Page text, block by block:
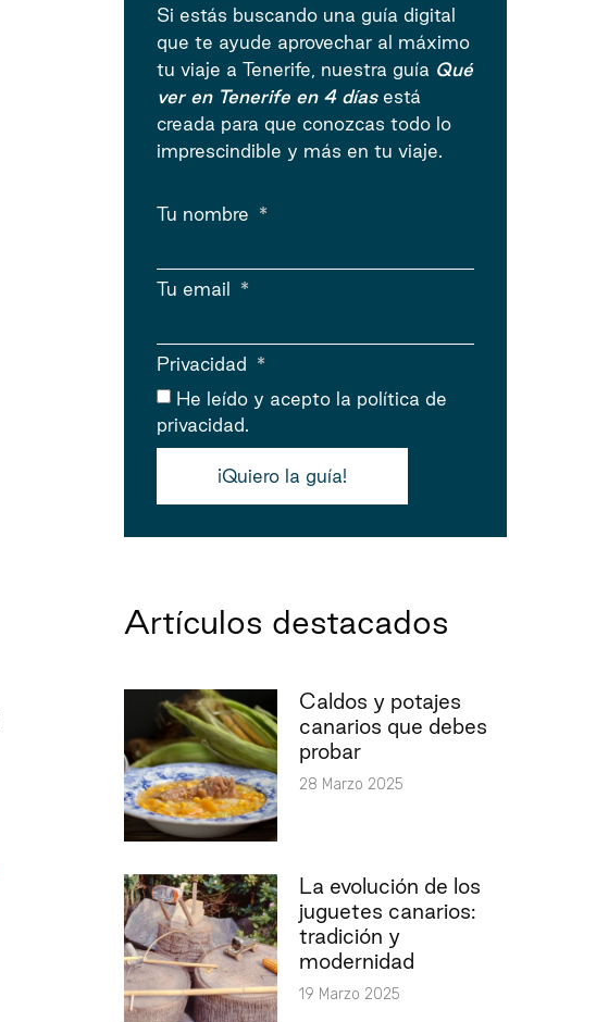
Si estás buscando una guía digital
que te ayude aprovechar al máximo
tu viaje a Tenerife, nuestra guía Qué
ver en Tenerife en 4 díasestá
creada para que conozcas todo lo
imprescindible y más en tu viaje.
Tu nombre
Tu email
Privacidad
He leído y acepto la política de
privacidad.
¡Quiero la guía!
Artículos destacados
Caldos y potajes
canarios que debes
probar
28 Marzo 2025
La evolución de los
juguetes canarios:
tradición y
modernidad
19 Marzo 2025